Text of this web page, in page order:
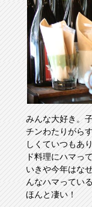
みんな大好き。
チンわたりがら
しくていつもあ
ド料理にハマっ
いきや今年はな
んなハマってい
ほんと凄い！